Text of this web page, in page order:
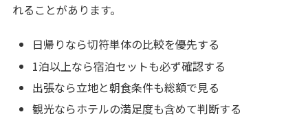
れることがあります。
日帰りなら切符単体の比較を優先する
1泊以上なら宿泊セットも必ず確認する
出張なら立地と朝食条件も総額で見る
観光ならホテルの満足度も含めて判断する